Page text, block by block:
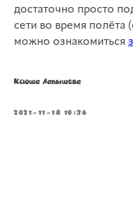
достаточно просто
сети во время полёта
можно ознакомиться
Ксюша Лапышева
2021-11-18 10:36